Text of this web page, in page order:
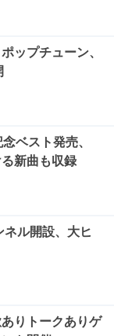
ップチューン、
ベスト発売、
新曲も収録
ル開設、大ヒ
りトークありゲ